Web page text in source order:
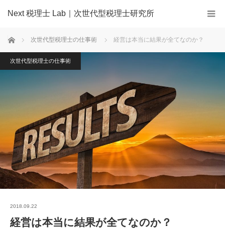
Next 税理士 Lab｜次世代型税理士研究所
ホーム 次世代型税理士の仕事術 経営は本当に結果が全てなのか？
次世代型税理士の仕事術
2018.09.22
経営は本当に結果が全てなのか？